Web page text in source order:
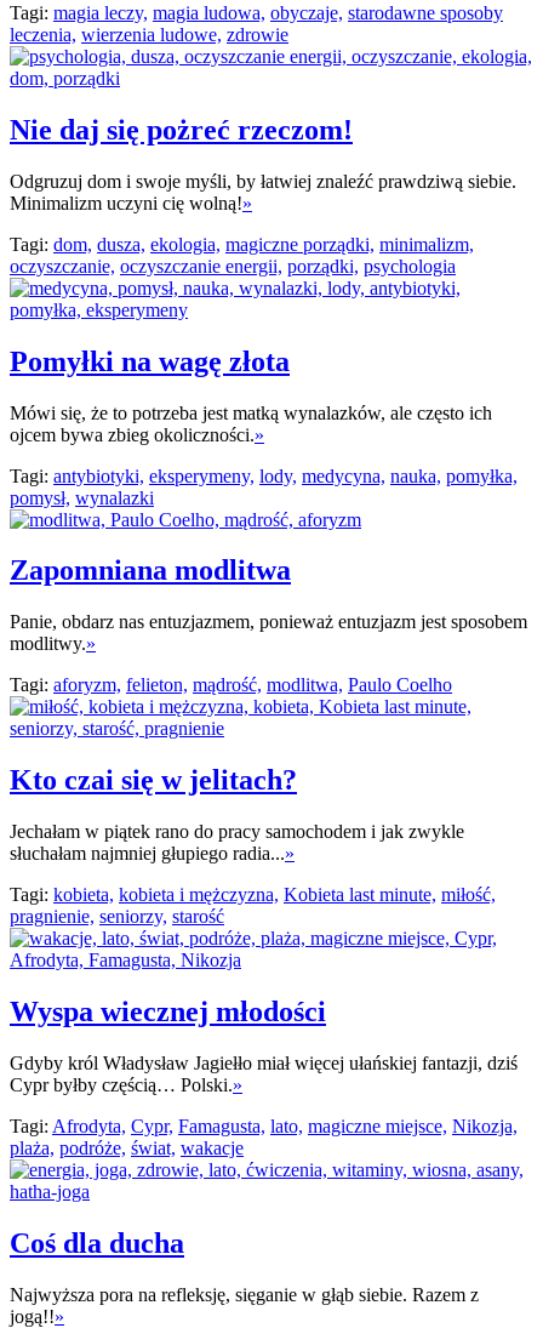
Tagi: magia leczy, magia ludowa, obyczaje, starodawne sposoby
leczenia, wierzenia ludowe, zdrowie
Nie daj się pożreć rzeczom!
Odgruzuj dom i swoje myśli, by łatwiej znaleźć prawdziwą siebie.
Minimalizm uczyni cię wolną!»
Tagi: dom, dusza, ekologia, magiczne porządki, minimalizm,
oczyszczanie, oczyszczanie energii, porządki, psychologia
Pomyłki na wagę złota
Mówi się, że to potrzeba jest matką wynalazków, ale często ich
ojcem bywa zbieg okoliczności.»
Tagi: antybiotyki, eksperymeny, lody, medycyna, nauka, pomyłka,
pomysł, wynalazki
Zapomniana modlitwa
Panie, obdarz nas entuzjazmem, ponieważ entuzjazm jest sposobem
modlitwy.»
Tagi: aforyzm, felieton, mądrość, modlitwa, Paulo Coelho
Kto czai się w jelitach?
Jechałam w piątek rano do pracy samochodem i jak zwykle
słuchałam najmniej głupiego radia...»
Tagi: kobieta, kobieta i mężczyzna, Kobieta last minute, miłość,
pragnienie, seniorzy, starość
Wyspa wiecznej młodości
Gdyby król Władysław Jagiełło miał więcej ułańskiej fantazji, dziś
Cypr byłby częścią… Polski.»
Tagi: Afrodyta, Cypr, Famagusta, lato, magiczne miejsce, Nikozja,
plaża, podróże, świat, wakacje
Coś dla ducha
Najwyższa pora na refleksję, sięganie w głąb siebie. Razem z
jogą!!»